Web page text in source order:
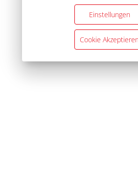
Einstellungen
Cookie